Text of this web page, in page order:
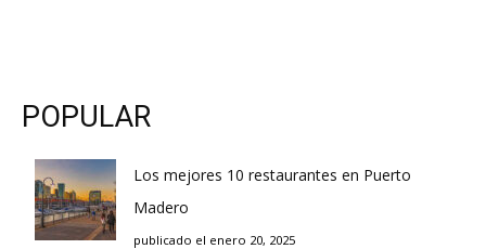
POPULAR
Los mejores 10 restaurantes en Puerto
Madero
publicado el enero 20, 2025